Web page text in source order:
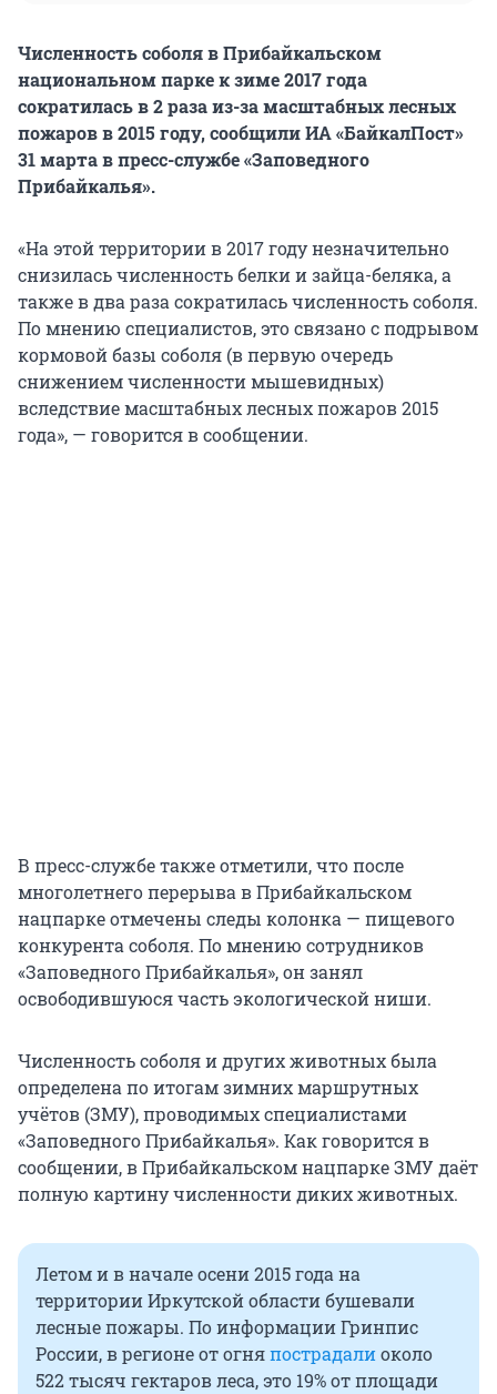
Численность соболя в Прибайкальском
национальном парке к зиме 2017 года
сократилась в 2 раза из-за масштабных лесных
пожаров в 2015 году, сообщили ИА «БайкалПост»
31 марта в пресс-службе «Заповедного
Прибайкалья».
«На этой территории в 2017 году незначительно
снизилась численность белки и зайца-беляка, а
также в два раза сократилась численность соболя.
По мнению специалистов, это связано с подрывом
кормовой базы соболя (в первую очередь
снижением численности мышевидных)
вследствие масштабных лесных пожаров 2015
года», — говорится в сообщении.
В пресс-службе также отметили, что после
многолетнего перерыва в Прибайкальском
нацпарке отмечены следы колонка — пищевого
конкурента соболя. По мнению сотрудников
«Заповедного Прибайкалья», он занял
освободившуюся часть экологической ниши.
Численность соболя и других животных была
определена по итогам зимних маршрутных
учётов (ЗМУ), проводимых специалистами
«Заповедного Прибайкалья». Как говорится в
сообщении, в Прибайкальском нацпарке ЗМУ даёт
полную картину численности диких животных.
Летом и в начале осени 2015 года на
территории Иркутской области бушевали
лесные пожары. По информации Гринпис
России, в регионе от огняпострадалиоколо
522 тысяч гектаров леса, это 19% от площади